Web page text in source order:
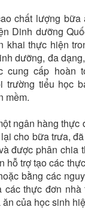
chất lượng
Dinh dưỡng
thực hiện
dưỡng, đa
cấp hoàn
trường tiểu học
mềm.
ngân hàng
cho bữa trưa,
được phân chia
hỗ trợ tạo các
bằng các
thực đơn
của học sinh